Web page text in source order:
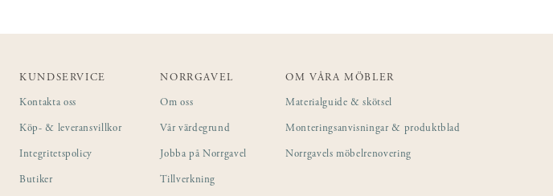
KUNDSERVICE
Kontakta oss
Köp- & leveransvillkor
Integritetspolicy
Butiker
NORRGAVEL
Om oss
Vår värdegrund
Jobba på Norrgavel
Tillverkning
OM VÅRA MÖBLER
Materialguide & skötsel
Monteringsanvisningar & produktblad
Norrgavels möbelrenovering